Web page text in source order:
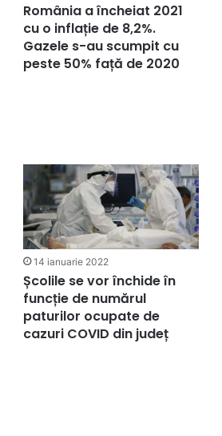
România a încheiat 2021
cu o inflație de 8,2%.
Gazele s-au scumpit cu
peste 50% față de 2020
14 ianuarie 2022
Școlile se vor închide în
funcție de numărul
paturilor ocupate de
cazuri COVID din județ